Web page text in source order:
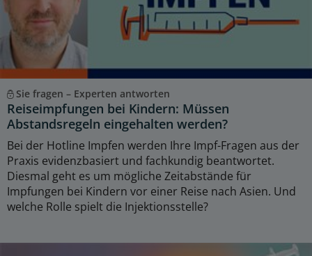
Sie fragen – Experten antworten
Reiseimpfungen bei Kindern: Müssen
Abstandsregeln eingehalten werden?
Bei der Hotline Impfen werden Ihre Impf-Fragen aus der
Praxis evidenzbasiert und fachkundig beantwortet.
Diesmal geht es um mögliche Zeitabstände für
Impfungen bei Kindern vor einer Reise nach Asien. Und
welche Rolle spielt die Injektionsstelle?